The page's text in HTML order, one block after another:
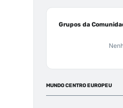
Grupos da
MUNDO CENTRO EUROPEU